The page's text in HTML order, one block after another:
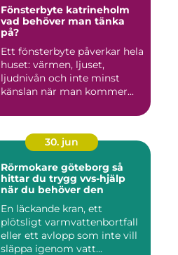
Fönsterbyte katrineholm
vad behöver man tänka
på?
Ett fönsterbyte påverkar hela
huset: värmen, ljuset,
ljudnivån och inte minst
känslan när man kommer...
30. jun
Rörmokare göteborg så
hittar du trygg vvs-hjälp
när du behöver den
En läckande kran, ett
plötsligt varmvattenbortfall
eller ett avlopp som inte vill
släppa igenom vatt...